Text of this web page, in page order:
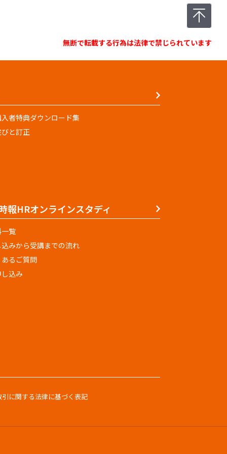
無断で転載する行為は法律で禁じられています
入者特典ダウンロード集
びと訂正
報HRオンラインスタディ
覧
込みから受講までの流れ
あるご質問
し込み
に関する法律に基づく表記